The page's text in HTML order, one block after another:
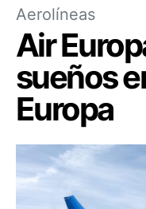
Aerolíneas
Air
sueños
Europa